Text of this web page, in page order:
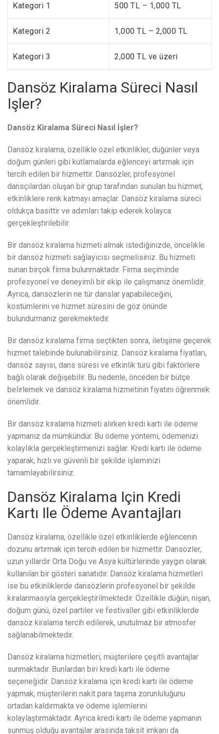
Kategori 1 500 TL – 1,000 TL
Kategori 2 1,000 TL – 2,000 TL
Kategori 3 2,000 TL ve üzeri
Dansöz Kiralama Süreci Nasıl
Işler?
Dansöz Kiralama Süreci Nasıl İşler?
Dansöz kiralama, özellikle özel etkinlikler, düğünler veya
doğum günleri gibi kutlamalarda eğlenceyi artırmak için
tercih edilen bir hizmettir. Dansözler, profesyonel
dansçılardan oluşan bir grup tarafından sunulan bu hizmet,
etkinliklere renk katmayı amaçlar. Dansöz kiralama süreci
oldukça basittir ve adımları takip ederek kolayca
gerçekleştirilebilir.
Bir dansöz kiralama hizmeti almak istediğinizde, öncelikle
bir dansöz hizmeti sağlayıcısı seçmelisiniz. Bu hizmeti
sunan birçok firma bulunmaktadır. Firma seçiminde
profesyonel ve deneyimli bir ekip ile çalışmanız önemlidir.
Ayrıca, dansözlerin ne tür danslar yapabileceğini,
kostümlerini ve hizmet süresini de göz önünde
bulundurmanız gerekmektedir.
Bir dansöz kiralama firma seçtikten sonra, iletişime geçerek
hizmet talebinde bulunabilirsiniz. Dansöz kiralama fiyatları,
dansöz sayısı, dans süresi ve etkinlik türü gibi faktörlere
bağlı olarak değişebilir. Bu nedenle, önceden bir bütçe
belirlemek ve dansöz kiralama hizmetinin fiyatını öğrenmek
önemlidir.
Bir dansöz kiralama hizmeti alırken kredi kartı ile ödeme
yapmanız da mümkündür. Bu ödeme yöntemi, ödemenizi
kolaylıkla gerçekleştirmenizi sağlar. Kredi kartı ile ödeme
yaparak, hızlı ve güvenli bir şekilde işleminizi
tamamlayabilirsiniz.
Dansöz Kiralama Için Kredi
Kartı Ile Ödeme Avantajları
Dansöz kiralama, özellikle özel etkinliklerde eğlencenin
dozunu artırmak için tercih edilen bir hizmettir. Dansözler,
uzun yıllardır Orta Doğu ve Asya kültürlerinde yaygın olarak
kullanılan bir gösteri sanatıdır. Dansöz kiralama hizmetleri
ise bu etkinliklerde dansözlerin profesyonel bir şekilde
kiralanmasıyla gerçekleştirilmektedir. Özellikle düğün, nişan,
doğum günü, özel partiler ve festivaller gibi etkinliklerde
dansöz kiralama tercih edilerek, unutulmaz bir atmosfer
sağlanabilmektedir.
Dansöz kiralama hizmetleri, müşterilere çeşitli avantajlar
sunmaktadır. Bunlardan biri kredi kartı ile ödeme
seçeneğidir. Dansöz kiralama için kredi kartı ile ödeme
yapmak, müşterilerin nakit para taşıma zorunluluğunu
ortadan kaldırmakta ve ödeme işlemlerini
kolaylaştırmaktadır. Ayrıca kredi kartı ile ödeme yapmanın
sunmuş olduğu avantajlar arasında taksit imkanı da